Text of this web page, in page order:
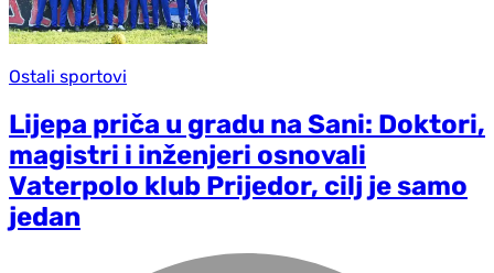
Ostali sportovi
Lijepa priča u gradu na Sani: Doktori,
magistri i inženjeri osnovali
Vaterpolo klub Prijedor, cilj je samo
jedan